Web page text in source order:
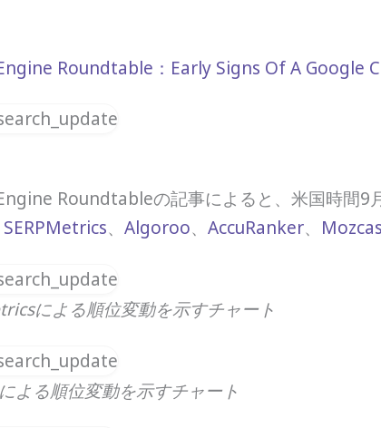
Roundtable：Early Signs Of A Google
Roundtableの記事によると、米国時間9
SERPMetrics、 Algoroo、 AccuRanker、
による順位変動を示すチャート
よる順位変動を示すチャート